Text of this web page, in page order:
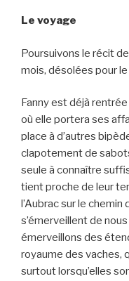
Le voyage
Poursuivons le récit
mois, désolées pour
Fanny est déjà
où elle portera ses
place à d’autres
clapotement de
seule à connaître
tient proche de leur
l’Aubrac sur le
s’émerveillent de
émerveillons des
royaume des vaches,
surtout lorsqu’elles